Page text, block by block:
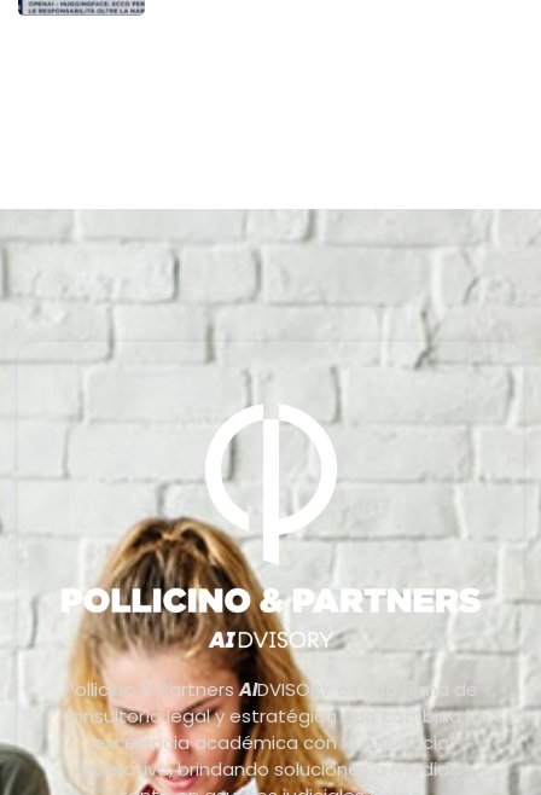
Pollicino & PartnersAIDVISORY es una firma de
consultoría legal y estratégica que combina la
excelencia académica con la eficiencia
operativa, brindando soluciones a medida